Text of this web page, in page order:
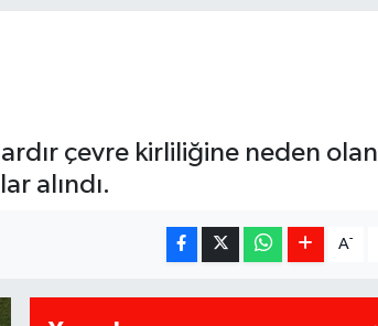
çevre kirliliğine neden olan
alındı.
A-